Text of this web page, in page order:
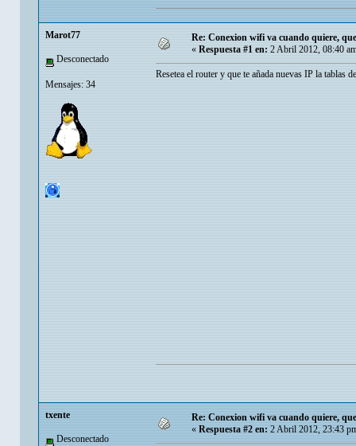
Marot77
Desconectado
Mensajes: 34
Re: Conexion wifi va cuando quiere,
« Respuesta #1 en: 2 Abril 2012, 08:40
Resetea el router y que te añada nuevas IP la tablas
txente
Desconectado
Re: Conexion wifi va cuando quiere,
«Respuesta #2 en:2 Abril 2012, 23:43